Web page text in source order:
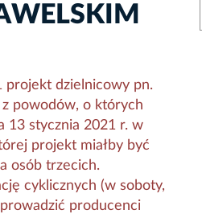
projekt dzielnicowy pn.
powodów, o których
13 stycznia 2021 r. w
projekt miałby być
osób trzecich.
cyklicznych (w soboty,
producenci